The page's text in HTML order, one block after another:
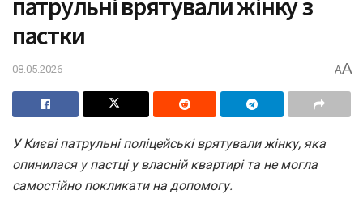
патрульні врятували жінку з
пастки
08.05.2026 AA
У Києві патрульні поліцейські врятували жінку, яка
опинилася у пастці у власній квартирі та не могла
самостійно покликати на допомогу.